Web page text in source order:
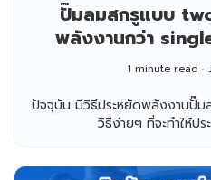
ปั๊มลมสกรูแบบ
พลังงานกว่า
1 minute read
ปัจจุบัน มีวิธีประหยัดพลังงานปั๊ม
วิธีง่ายๆ ที่จะทำให้ป